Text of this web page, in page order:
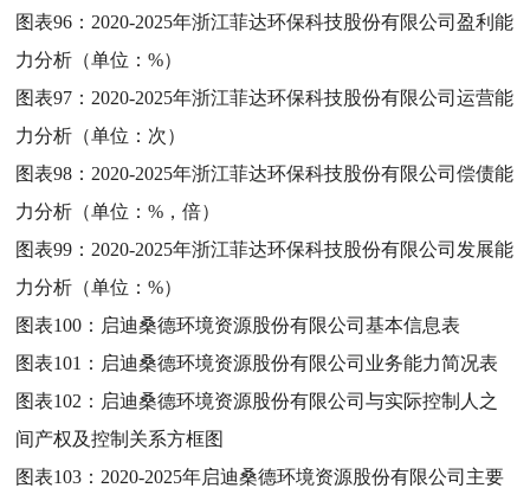
图表96： 2020-2025年浙江菲达环保科技股份有限公司盈利能
力分析（单位：%）
图表97： 2020-2025年浙江菲达环保科技股份有限公司运营能
力分析（单位：次）
图表98： 2020-2025年浙江菲达环保科技股份有限公司偿债能
力分析（单位：%，倍）
图表99： 2020-2025年浙江菲达环保科技股份有限公司发展能
力分析（单位：%）
图表100： 启迪桑德环境资源股份有限公司基本信息表
图表101： 启迪桑德环境资源股份有限公司业务能力简况表
图表102： 启迪桑德环境资源股份有限公司与实际控制人之
间产权及控制关系方框图
图表103： 2020-2025年启迪桑德环境资源股份有限公司主要